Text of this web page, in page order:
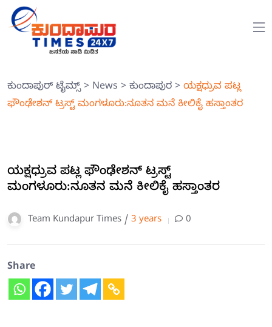
ಕುಂದಾಪುರ್ ಟೈಮ್ಸ್> News > ಕುಂದಾಪುರ > ಯಕ್ಷಧ್ರುವ ಪಟ್ಲ
ಫೌಂಢೇಶನ್ ಟ್ರಸ್ಟ್ ಮಂಗಳೂರು:ನೂತನ ಮನೆ ಕೀಲಿಕೈ ಹಸ್ತಾಂತರ
ಯಕ್ಷಧ್ರುವ ಪಟ್ಲ ಫೌಂಢೇಶನ್ ಟ್ರಸ್ಟ್
ಮಂಗಳೂರು:ನೂತನ ಮನೆ ಕೀಲಿಕೈ ಹಸ್ತಾಂತರ
Team Kundapur Times / 3 years 0
Share